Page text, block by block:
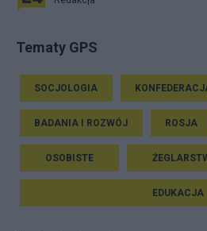
Tematy GPS
SOCJOLOGIA
BADANIA I ROZWÓJ ROSJA
OSOBISTE
EDUKACJA